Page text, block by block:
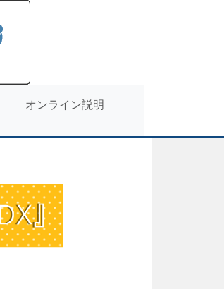
オンライン説明